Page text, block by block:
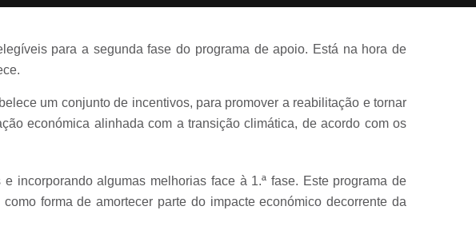
para a segunda fase do programa de apoio. Está na hora de
um conjunto de incentivos, para promover a reabilitação e tornar
económica alinhada com a transição climática, de acordo com os
incorporando algumas melhorias face à 1.ª fase. Este programa de
forma de amortecer parte do impacte económico decorrente da